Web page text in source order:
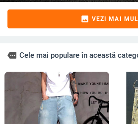
image VEZI MAI
more Cele mai populare în această